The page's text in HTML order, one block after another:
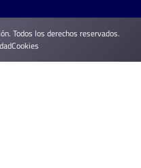
Todos los derechos reservados.
Cookies